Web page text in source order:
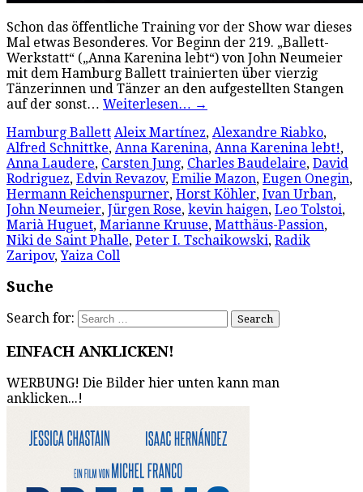
Schon das öffentliche Training vor der Show war dieses
Mal etwas Besonderes. Vor Beginn der 219. „Ballett-
Werkstatt“ („Anna Karenina lebt“) von John Neumeier
mit dem Hamburg Ballett trainierten über vierzig
Tänzerinnen und Tänzer an den aufgestellten Stangen
auf der sonst… Weiterlesen… →
Hamburg Ballett Aleix Martínez, Alexandre Riabko,
Alfred Schnittke, Anna Karenina, Anna Karenina lebt!,
Anna Laudere, Carsten Jung, Charles Baudelaire, David
Rodriguez, Edvin Revazov, Emilie Mazon, Eugen Onegin,
Hermann Reichenspurner, Horst Köhler, Ivan Urban,
John Neumeier, Jürgen Rose, kevin haigen, Leo Tolstoi,
Marià Huguet, Marianne Kruuse, Matthäus-Passion,
Niki de Saint Phalle, Peter I. Tschaikowski, Radik
Zaripov,Yaiza Coll
Suche
Search for:
EINFACH ANKLICKEN!
WERBUNG! Die Bilder hier unten kann man
anklicken...!